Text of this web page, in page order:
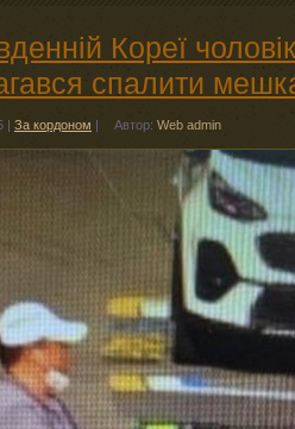
Кореї
спалити
| За кордоном | Автор: Web admin